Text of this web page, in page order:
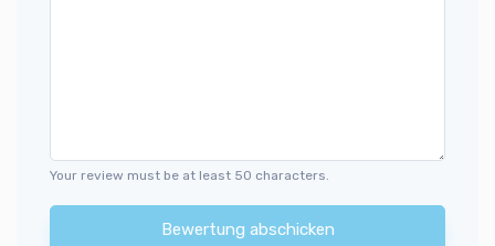
Your review must be at least 50 characters.
Bewertung abschicken